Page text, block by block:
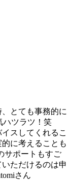
とても事務的に
ハツラツ！笑
スしてくれるこ
に考えることも
サポートもすご
ただけるのは申
さん